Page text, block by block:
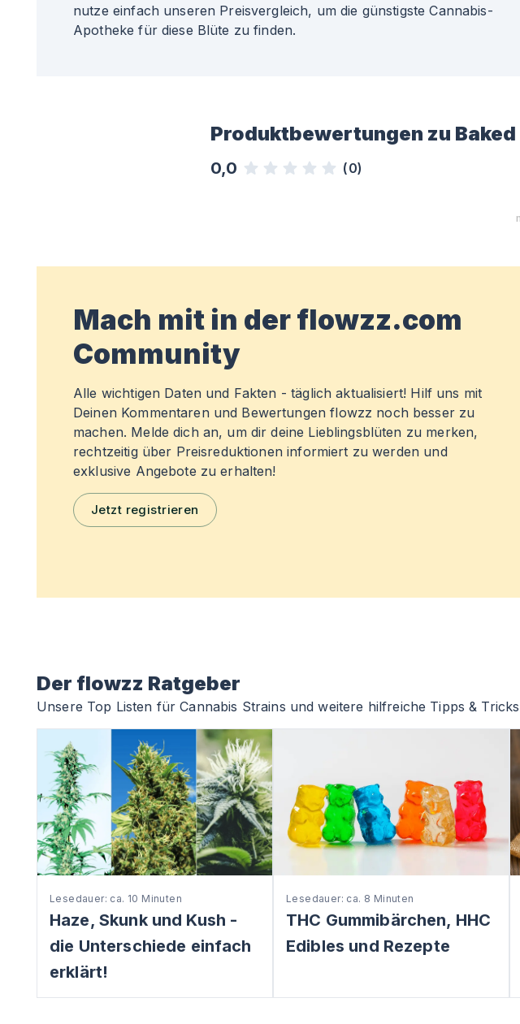
nutze einfach unseren Preisvergleich, um die günstigste Cannabis-
Apotheke für diese Blüte zu finden.
Produktbewertungen zu
0,0 (0)
Mach mit in der flowzz.com
Community
Alle wichtigen Daten und Fakten - täglich aktualisiert! Hilf uns mit
Deinen Kommentaren und Bewertungen flowzz noch besser zu
machen. Melde dich an, um dir deine Lieblingsblüten zu merken,
rechtzeitig über Preisreduktionen informiert zu werden und
exklusive Angebote zu erhalten!
Jetzt registrieren
Der flowzz Ratgeber
Unsere Top Listen für Cannabis Strains und weitere hilfreiche Tipps &
Lesedauer: ca. 10 Minuten
Haze, Skunk und Kush -
die Unterschiede einfach
erklärt!
Lesedauer: ca. 8 Minuten
THC Gummibärchen, HHC
Edibles und Rezepte